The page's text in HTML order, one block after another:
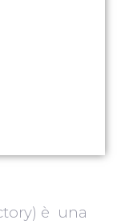
è una